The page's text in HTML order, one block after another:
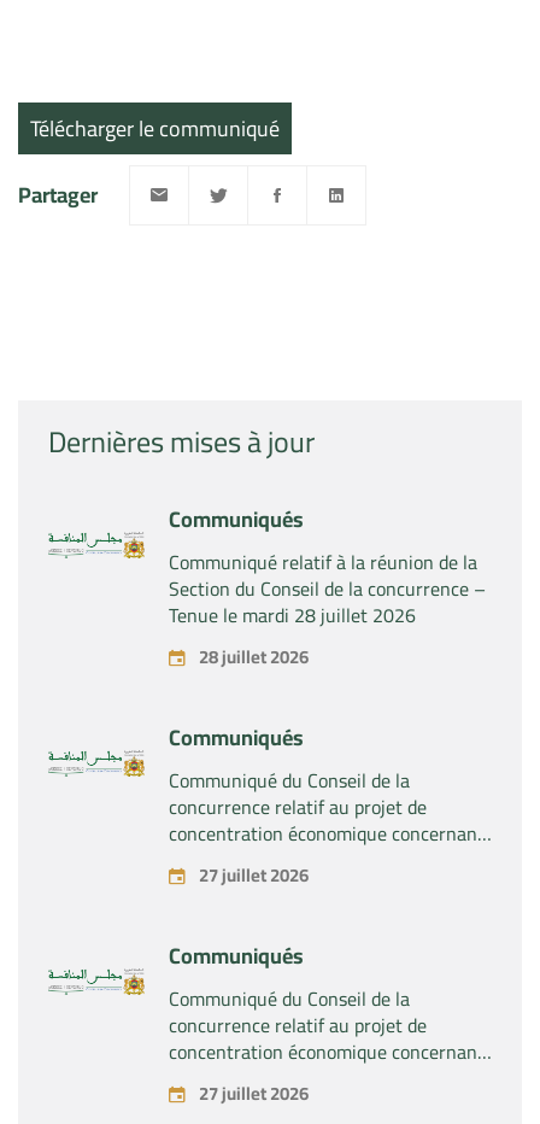
Dernières mises à jour
Communiqués
Communiqué relatif à la réunion de la
Section du Conseil de la concurrence –
Tenue le mardi 28 juillet 2026
28 juillet 2026
Communiqués
Communiqué du Conseil de la
concurrence relatif au projet de
concentration économique concernant
la prise du contrôle exclusif par la
société « Substipharm SAS » des actifs
pharmaceutiques « Rilutek » et «
Sabril » détenus par la société « Sanofi
SA »
27 juillet 2026
Communiqués
Communiqué du Conseil de la
concurrence relatif au projet de
concentration économique concernant
la prise du contrôle exclusif par la
société « Plastika Kritis SA » de la
27 juillet 2026
Télécharger le communiqué
Partager